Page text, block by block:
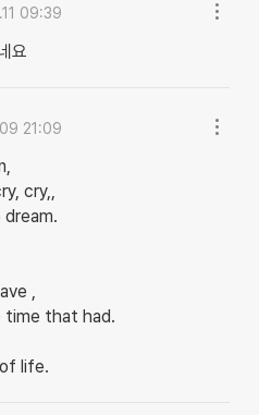
09:39
요
21:09
cry,,
,
time that had.
life.